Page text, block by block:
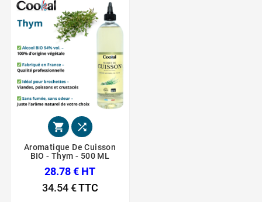
 
Aromatique De Cuisson
BIO - Thym - 500 ML
28.78 € HT
34.54 €TTC